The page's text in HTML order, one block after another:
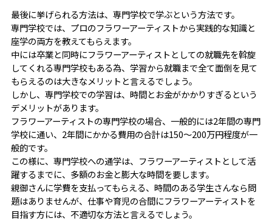
最後に挙げられる方法は、専門学校で学ぶという方法です。
専門学校では、プロのフラワーアーティストから実践的な知識と
座学の両方を教えてもらえます。
中には卒業と同時にフラワーアーティストとしての就職先を斡旋
してくれる専門学校もある為、学習から就職まで全て面倒を見て
もらえるのは大きなメリットと言えるでしょう。
しかし、専門学校での学習は、時間とお金がかかりすぎるという
デメリットがあります。
フラワーアーティストの専門学校の場合、一般的には2年間の専門
学校に通い、2年間にかかる費用の合計は150〜200万円程度が一
般的です。
この様に、専門学校への通学は、フラワーアーティストとして活
躍するまでに、多額のお金と膨大な時間を要します。
親御さんに学費を支払ってもらえる、時間のある学生さんなら問
題はありませんが、仕事や育児の合間にフラワーアーティストを
目指す方には、不適切な方法と言えるでしょう。